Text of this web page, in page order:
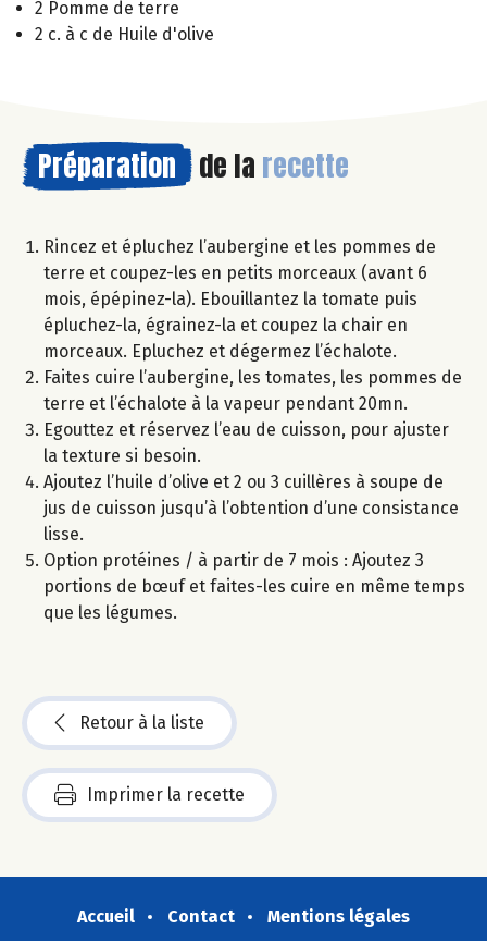
2 Pomme de terre
2 c. à c de Huile d'olive
Préparation de la recette
Rincez et épluchez l’aubergine et les pommes de
terre et coupez-les en petits morceaux (avant 6
mois, épépinez-la). Ebouillantez la tomate puis
épluchez-la, égrainez-la et coupez la chair en
morceaux. Epluchez et dégermez l’échalote.
Faites cuire l’aubergine, les tomates, les pommes de
terre et l’échalote à la vapeur pendant 20mn.
Egouttez et réservez l’eau de cuisson, pour ajuster
la texture si besoin.
Ajoutez l’huile d’olive et 2 ou 3 cuillères à soupe de
jus de cuisson jusqu’à l’obtention d’une consistance
lisse.
Option protéines / à partir de 7 mois : Ajoutez 3
portions de bœuf et faites-les cuire en même temps
que les légumes.
Retour à la liste
Imprimer la recette
Accueil Contact
Mentions légales